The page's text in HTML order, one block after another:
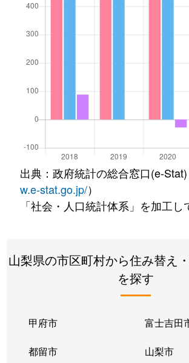
出典：政府統計の総合窓口(e-Stat)
w.e-stat.go.jp/）
「社会・人口統計体系」を加工し
山梨県の市区町村から住み替え
を探す
甲府市 富士吉田
都留市 山梨市